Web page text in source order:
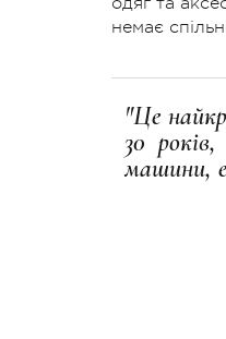
немає
"Це
30
машини,